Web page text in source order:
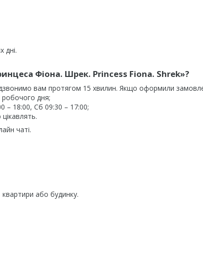
дні.
Фіона. Шрек. Princess Fiona. Shrek»?
вам протягом 15 хвилин. Якщо оформили
робочого дня;
18:00, Сб 09:30 – 17:00;
чаті.
або будинку.